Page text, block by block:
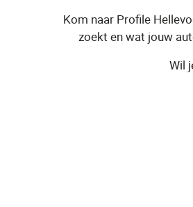
Kom naar Profile
zoekt en wat jouw
Wil